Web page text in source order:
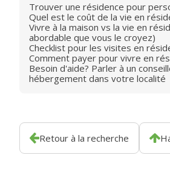
Trouver une résidence pour
Quel est le coût de la vie en
Vivre à la maison vs la vie en
abordable que vous le croyez)
Checklist pour les visites en
Comment payer pour vivre en
Besoin d'aide? Parler à un
hébergement dans votre localité
Retour à la recherche